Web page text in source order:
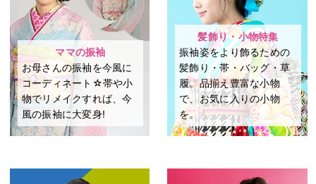
ママの振袖
お母さんの振袖を今風に
コーディネート☆帯や小
物でリメイクすれば、今
風の振袖に大変身!
髪飾り・小物特集
振袖姿をより飾るための
髪飾り・帯・バッグ・草
履。品揃え豊富な小物
で、お気に入りの小物
を。